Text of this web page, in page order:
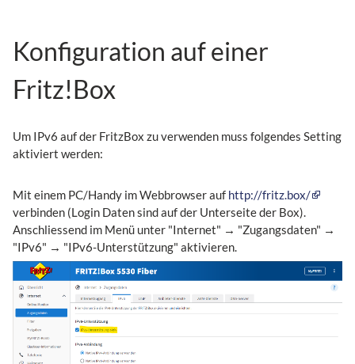
Konfiguration auf einer
Fritz!Box
Um IPv6 auf der FritzBox zu verwenden muss folgendes Setting
aktiviert werden:
Mit einem PC/Handy im Webbrowser auf http://fritz.box/
verbinden (Login Daten sind auf der Unterseite der Box).
Anschliessend im Menü unter "Internet" → "Zugangsdaten" →
"IPv6" → "IPv6-Unterstützung" aktivieren.